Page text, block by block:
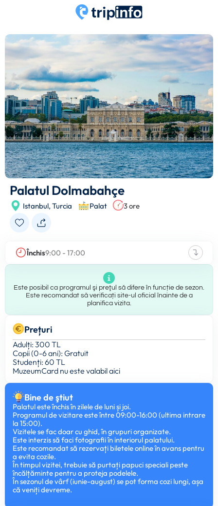
Palatul Dolmabahçe
Istanbul, Turcia Palat 3 ore
Închis9:00 - 17:00
Este posibil ca programul şi preţul să difere în funcție de sezon.
Este recomandat să verificați site-ul oficial înainte de a
planifica vizita.
Prețuri
Adulți: 300 TL
Copii (0-6 ani): Gratuit
Studenți: 60 TL
MuzeumCard nu este valabil aici
Bine de ştiut
Palatul este închis în zilele de luni și joi.
Programul de vizitare este între 09:00-16:00 (ultima intrare
la 15:00).
Vizitele se fac doar cu ghid, în grupuri organizate.
Este interzis să faci fotografii în interiorul palatului.
Este recomandat să rezervați biletele online în avans pentru
a evita cozile.
În timpul vizitei, trebuie să purtați papuci speciali peste
încălțăminte pentru a proteja podelele.
În sezonul de vârf (iunie-august) se pot forma cozi lungi, așa
că veniți devreme.